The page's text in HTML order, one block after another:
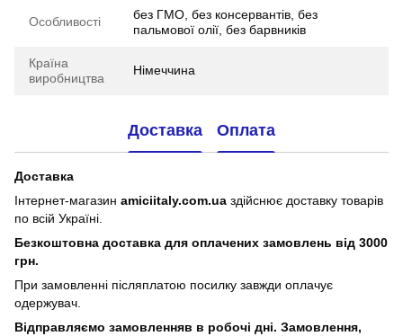
Особливості
без ГМО, без консервантів, без
пальмової олії, без барвників
Країна
виробництва
Німеччина
Доставка Оплата
Доставка
Інтернет-магазин amiciitaly.com.ua здійснює доставку товарів
по всій Україні.
Безкоштовна доставка для оплачених замовлень від 3000
грн.
При замовленні післяплатою посилку завжди оплачує
одержувач.
Відправляємо замовленняв в робочі дні. Замовлення,